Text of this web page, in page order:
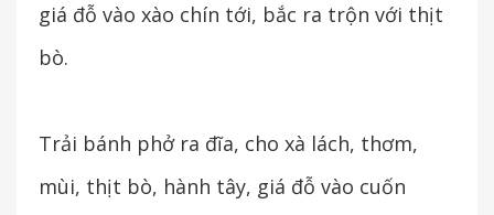
giá đỗ vào xào chín tới, bắc ra trộn với thịt
bò.
Trải bánh phở ra đĩa, cho xà lách, thơm,
mùi, thịt bò, hành tây, giá đỗ vào cuốn